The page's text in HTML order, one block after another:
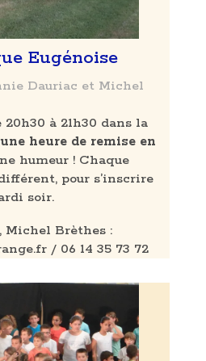
Eugénoise
Dauriac et Michel
à 21h30 dans la
une heure de remise en
humeur ! Chaque
pour s’inscrire
soir.
Michel Brèthes :
/ 06 14 35 73 72